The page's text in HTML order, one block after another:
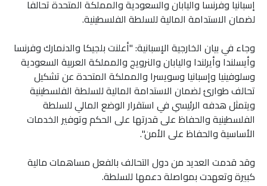
إسبانيا وفرنسا واليابان والسعودية والمملكة المتحدة تحالفا
لضمان الاستدامة المالية للسلطة الفلسطينية.
وجاء في بيان الخارجية الإسبانية: "أعلنت بلجيكا والدنمارك وفرنسا
وأيسلندا وأيرلندا واليابان والنرويج والمملكة العربية السعودية
وسلوفينيا وإسبانيا وسويسرا والمملكة المتحدة عن تشكيل
تحالف طوارئ لضمان الاستدامة المالية للسلطة الفلسطينية
ويتمثل هدفه الرئيسي في استقرار الوضع المالي للسلطة
الفلسطينية والحفاظ على قدرتها على الحكم وتوفير الخدمات
الأساسية والحفاظ على الأمن".
وقد قدمت العديد من دول التحالف بالفعل مساهمات مالية
كبيرة وتعهدت بمواصلة دعمها للسلطة.